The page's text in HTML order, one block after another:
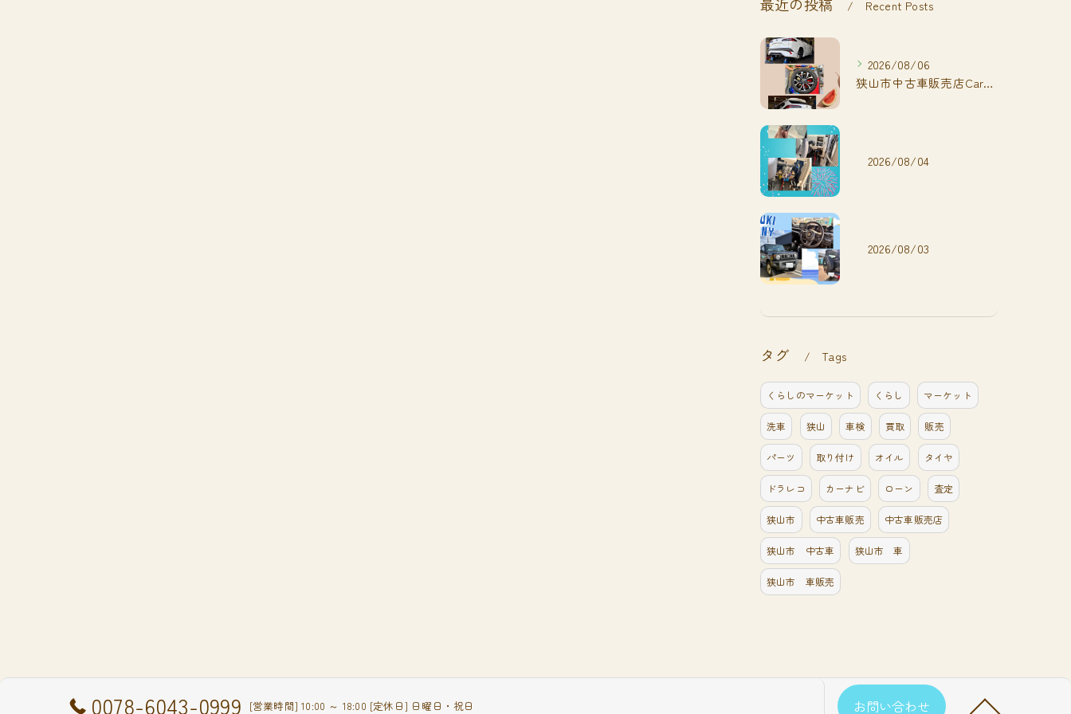
Recent Posts
2026/08/06
狭山市中古車販売店CarShop FACT.🚗
2026/08/04
2026/08/03
タグ Tags
くらしのマーケット くらし マーケット
洗車 狭山 車検 買取 販売
パーツ 取り付け オイル タイヤ
ドラレコ カーナビ ローン 査定
狭山市 中古車販売 中古車販売店
狭山市 中古車 狭山市 車
狭山市 車販売
0078-6043-0999 [営業時間] 10:00 ～ 18:00 [定休日] 日曜日・祝日 お問い合わせ